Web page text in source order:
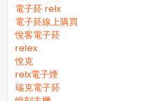
電子菸 relx
電子菸線上購買
悅客電子菸
relex
悅克
relx電子煙
瑞克電子菸